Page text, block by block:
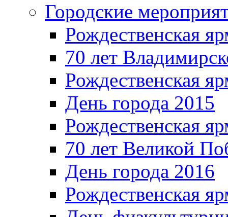
Городские
Рождественская
70 лет
Рождественская
День города 2015
Рождественская
70 лет Великой
День города 2016
Рождественская